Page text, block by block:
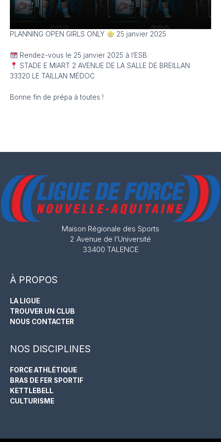
PLANNING OPEN GIRLS ONLY 25 janvier 2025
Rendez-vous le 25 janvier 2025 à l’ESB
STADE E MIART 2 AVENUE DE LA SALLE DE BREILLAN
33320 LE TAILLAN MÉDOC
Bonne fin de prépa à toutes !
Maison Régionale des Sports
2 Avenue de l’Université
33400 TALENCE
À PROPOS
LA LIGUE
TROUVER UN CLUB
NOUS CONTACTER
NOS DISCIPLINES
FORCE ATHLÉTIQUE
BRAS DE FER SPORTIF
KETTLEBELL
CULTURISME